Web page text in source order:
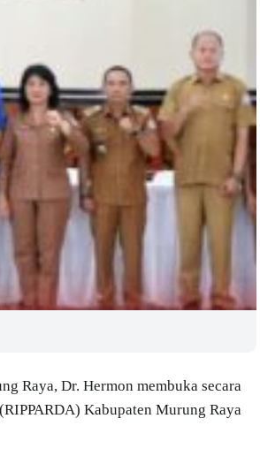
Raya, Dr. Hermon membuka secara
Kabupaten Murung Raya